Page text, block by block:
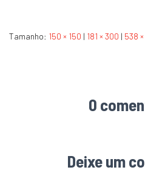
Tamanho: 150 × 150 | 181 × 300 | 538
0
Deixe um